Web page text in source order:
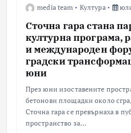
media team Култура
Сточна гара стана
културна програма,
и международен
градски
юни
През юни изоставените
бетонови площадки около
Сточна гара се превърнаха в
пространство за…